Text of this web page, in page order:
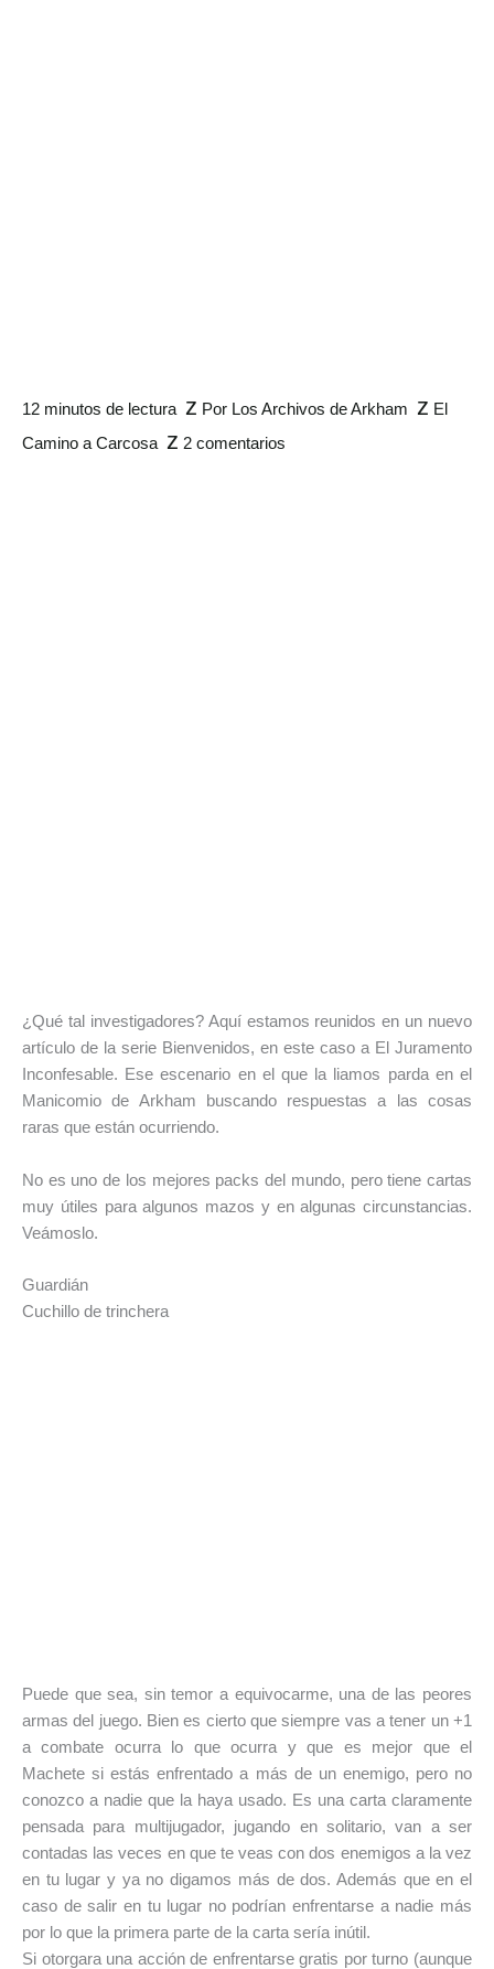
12 minutos de lectura z Por Los Archivos de Arkham z El
Camino a Carcosa z 2 comentarios
¿Qué tal investigadores? Aquí estamos reunidos en un nuevo
artículo de la serie Bienvenidos, en este caso a El Juramento
Inconfesable. Ese escenario en el que la liamos parda en el
Manicomio de Arkham buscando respuestas a las cosas
raras que están ocurriendo.
No es uno de los mejores packs del mundo, pero tiene cartas
muy útiles para algunos mazos y en algunas circunstancias.
Veámoslo.
Guardián
Cuchillo de trinchera
Puede que sea, sin temor a equivocarme, una de las peores
armas del juego. Bien es cierto que siempre vas a tener un +1
a combate ocurra lo que ocurra y que es mejor que el
Machete si estás enfrentado a más de un enemigo, pero no
conozco a nadie que la haya usado. Es una carta claramente
pensada para multijugador, jugando en solitario, van a ser
contadas las veces en que te veas con dos enemigos a la vez
en tu lugar y ya no digamos más de dos. Además que en el
caso de salir en tu lugar no podrían enfrentarse a nadie más
por lo que la primera parte de la carta sería inútil.
Si otorgara una acción de enfrentarse gratis por turno (aunque